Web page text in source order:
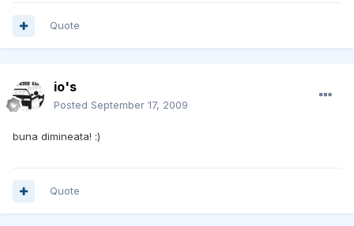
Quote
io's
Posted September 17, 2009
buna dimineata! :)
Quote